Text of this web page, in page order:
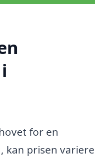
for en
kan prisen variere